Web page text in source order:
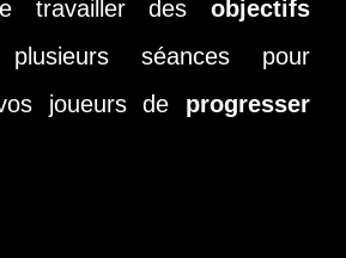
travailler des objectifs
séances pour
joueurs de progresser